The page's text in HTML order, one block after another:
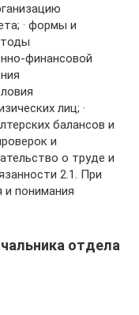
· формы и
финансовой
лиц; ·
балансов и
и
о труде и
2.1. При
и понимания
отдела